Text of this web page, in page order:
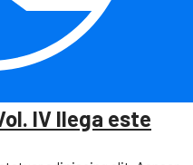
IV llega este